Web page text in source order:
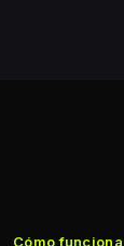
Cómo funciona